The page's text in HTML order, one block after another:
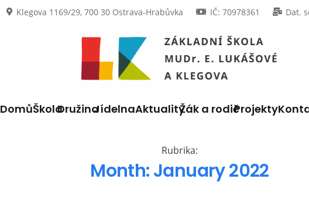
Klegova 1169/29, 700 30 Ostrava-Hrabůvka IČ: 70978361 Dat.
DomůŠkolaDružinaJídelnaAktualityŽák a rodičProjekty
Rubrika:
Month:January 2022